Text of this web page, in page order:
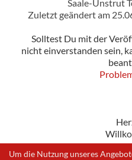
Saale-Unstrut
Zuletzt geändert am
Solltest Du mit der
nicht einverstanden sein,
Um die Nutzung unseres